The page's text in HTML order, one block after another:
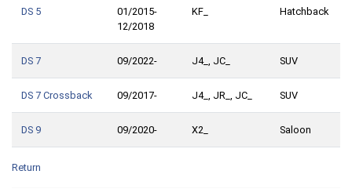
DS 5
01/2015-
12/2018
KF_ Hatchback
DS 7 09/2022- J4_, JC_ SUV
DS 7 Crossback 09/2017- J4_, JR_, JC_ SUV
DS 9 09/2020- X2_ Saloon
Return